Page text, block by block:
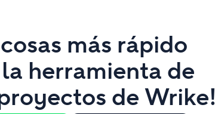
más rápido
herramienta de
de Wrike!